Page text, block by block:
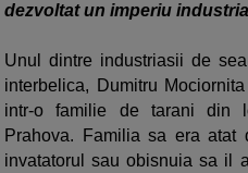
dezvoltat un imperiu
Unul dintre industriasii de
interbelica, Dumitru
intr-o familie de tarani din
Prahova. Familia sa era
invatatorul sau obisnuia sa il